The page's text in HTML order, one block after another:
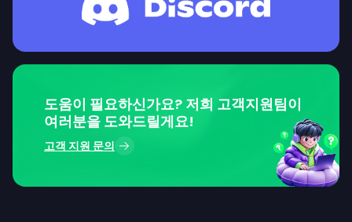
도움이 필요하신가요? 저희 고객지원팀이
여러분을 도와드릴게요!
고객 지원 문의